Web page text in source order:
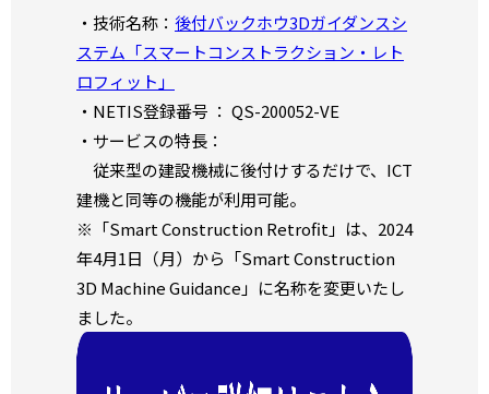
・技術名称： 後付バックホウ3Dガイダンスシ
ステム「スマートコンストラクション・レト
ロフィット」
・NETIS登録番号 ： QS-200052-VE
・サービスの特長：
従来型の建設機械に後付けするだけで、ICT
建機と同等の機能が利用可能。
※「Smart Construction Retrofit」は、2024
年4月1日（月）から「Smart Construction
3D Machine Guidance」に名称を変更いたし
ました。